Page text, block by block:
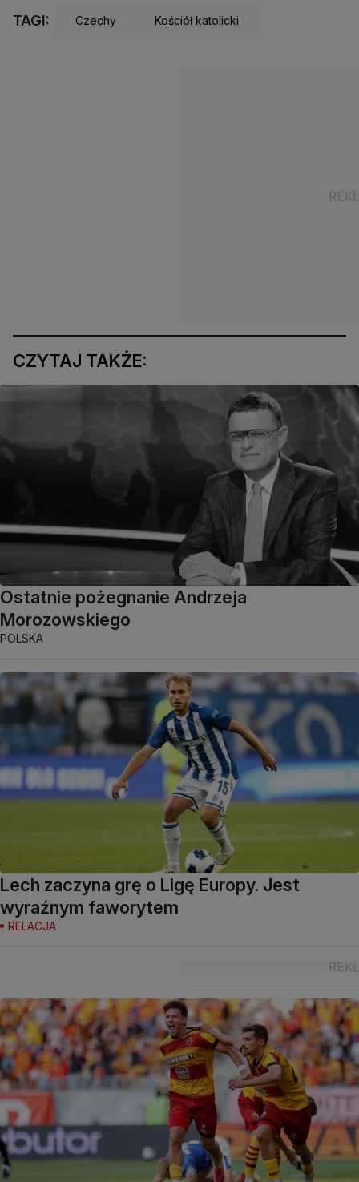
TAGI: Czechy Kościół katolicki
CZYTAJ TAKŻE:
Ostatnie pożegnanie Andrzeja
Morozowskiego
POLSKA
Lech zaczyna grę o Ligę Europy. Jest
wyraźnym faworytem
RELACJA